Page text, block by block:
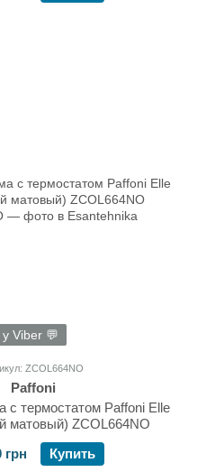
Viber 💬
ZCOL664NO
Paffoni
с термостатом Paffoni Elle
матовый) ZCOL664NO
грн
Купить